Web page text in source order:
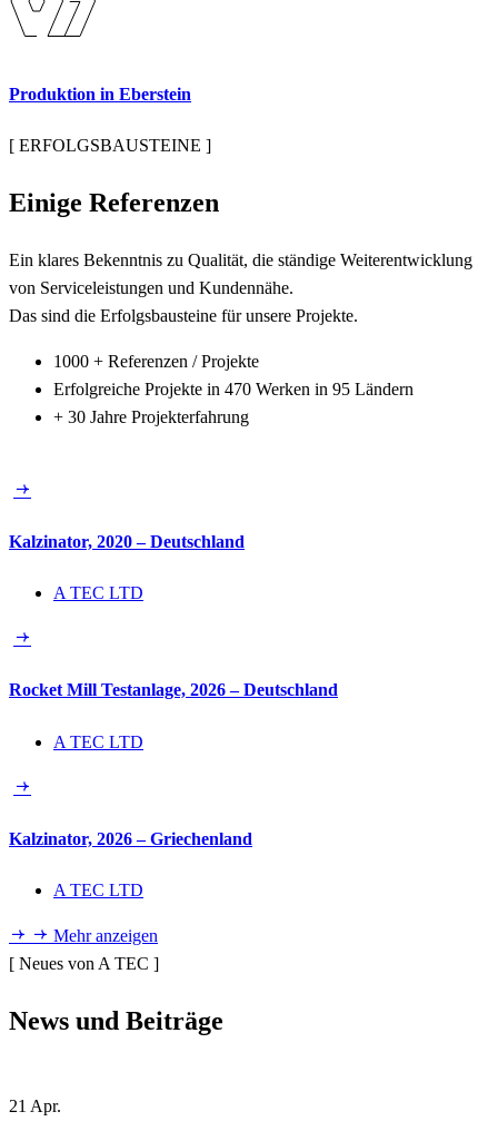
Produktion in Eberstein
[ ERFOLGSBAUSTEINE ]
Einige Referenzen
Ein klares Bekenntnis zu Qualität, die ständige Weiterentwicklung
von Serviceleistungen und Kundennähe.
Das sind die Erfolgsbausteine für unsere Projekte.
1000 + Referenzen / Projekte
Erfolgreiche Projekte in 470 Werken in 95 Ländern
+ 30 Jahre Projekterfahrung
Kalzinator, 2020 – Deutschland
A TEC LTD
Rocket Mill Testanlage, 2026 – Deutschland
A TEC LTD
Kalzinator, 2026 – Griechenland
A TEC LTD
Mehr anzeigen
[ Neues von A TEC ]
News und Beiträge
21 Apr.